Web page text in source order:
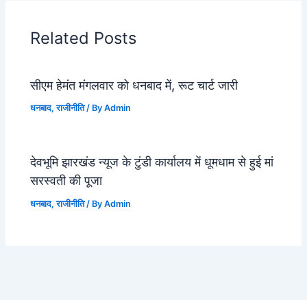
Related Posts
सीएम हेमंत मंगलवार को धनबाद में, रूट चार्ट जारी
धनबाद,राजीनीति/ ByAdmin
देवभूमि झारखंड न्यूज के टुंडी कार्यालय में धूमधाम से हुई मां
सरस्वती की पूजा
धनबाद,राजीनीति/ ByAdmin